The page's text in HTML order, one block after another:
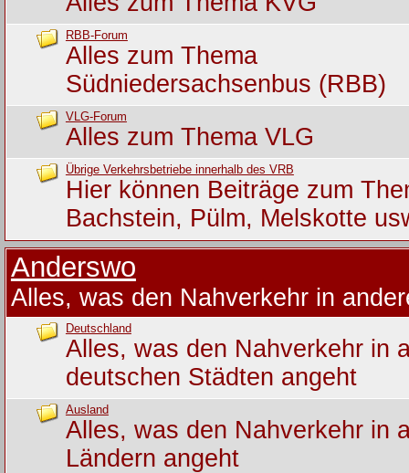
RBB-Forum
Alles zum Thema
Südniedersachsenbus (RBB)
VLG-Forum
Alles zum Thema VLG
Übrige Verkehrsbetriebe innerhalb des VRB
Hier können Beiträge zum
Bachstein, Pülm, Melskotte
Anderswo
Alles, was den Nahverkehr in
Deutschland
Alles, was den Nahverkehr in
deutschen Städten angeht
Ausland
Alles, was den Nahverkehr in
Ländern angeht